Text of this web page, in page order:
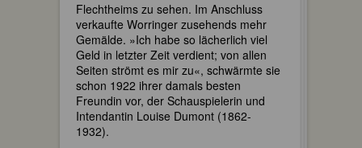
Flechtheims zu sehen. Im Anschluss
verkaufte Worringer zusehends mehr
Gemälde. »Ich habe so lächerlich viel
Geld in letzter Zeit verdient; von allen
Seiten strömt es mir zu«, schwärmte sie
schon 1922 ihrer damals besten
Freundin vor, der Schauspielerin und
Intendantin Louise Dumont (1862-
1932).